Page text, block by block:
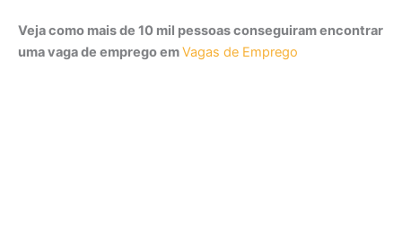
Veja como mais de 10 mil pessoas conseguiram encontrar
uma vaga de emprego emVagas de Emprego